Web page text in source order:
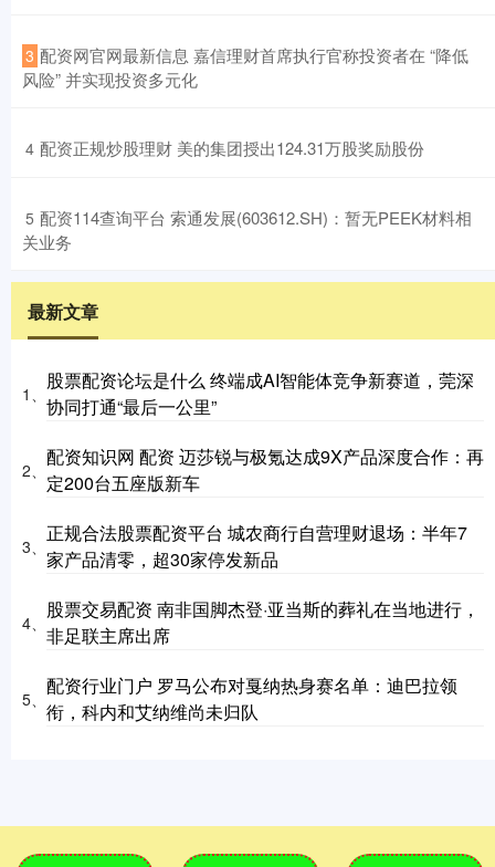
3 ​配资网官网最新信息 嘉信理财首席执行官称投资者在 “降低
风险” 并实现投资多元化
4 ​配资正规炒股理财 美的集团授出124.31万股奖励股份
5 ​配资114查询平台 索通发展(603612.SH)：暂无PEEK材料相
关业务
最新文章
1、
股票配资论坛是什么 终端成AI智能体竞争新赛道，莞深
协同打通“最后一公里”
2、
配资知识网 配资 迈莎锐与极氪达成9X产品深度合作：再
定200台五座版新车
3、
正规合法股票配资平台 城农商行自营理财退场：半年7
家产品清零，超30家停发新品
4、
股票交易配资 南非国脚杰登·亚当斯的葬礼在当地进行，
非足联主席出席
5、
配资行业门户 罗马公布对戛纳热身赛名单：迪巴拉领
衔，科内和艾纳维尚未归队